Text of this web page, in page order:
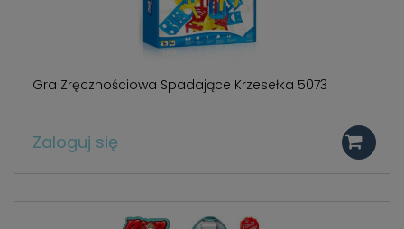
Gra Zręcznościowa Spadające Krzesełka 5073
Zaloguj się